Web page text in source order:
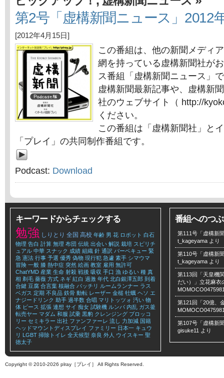
第2号「虚構新聞ニュース」2012
[2012年4月15日]
この番組は、他の新聞メディ
網を持っている虚構新聞社が
ス番組「虚構新聞ニュース」
虚構新聞最新記事や、虚構新
社のウェブサイト（ http://
ください。
この番組は「虚構新聞社」と
「プレイ」の共同制作番組です。
Podcast: Download
キーワードからチェックする
勉強 しりとり 全国 高校 年齢 男 花 ロボット 白石
物理 告白 計算 無理 布団 伝統 出会い 解説 栽培 スピリチ
ュアル 中華 スナック 成績 組織 針 通訳 バーベキュー 緊
急 憲法 行事 予選 優秀 偽物 現行犯 急遽 素手 シマウマ
冒険 一般 膝 熱中症 突然 絵画 教室 雇用 無許可
ChatYMD 産業 生命 射殺 戦後 吸収 手口 漁 ゆるい 種 真
相 剃毛 薔薇 方式 ネギ 紅白 過激 年代 北白銀澤五郎 到着
合鍵 豆腐 合言葉 核融合 バッチリ ルームランナー ラス
ベガス 定期 不良品 鉄骨 動転 レーザー 金槌 牡蠣 ヘソ エ
ナジードリンク 助手 過半数 合唱 マリトッツォ 汚い 物
体 ピース 拡張 連想 サイ 痴女 試験機 ルンバ 内乱 ガス釜
転売ヤー マダム 和服 試乗 黒豹 クレンジング ブロッコ
リー セミキラー 出社 ファンファーレ 流し 力加減 国籍
ヘッドマウントディスプレイ ファミリー 日本一 キュウ
リ LGBT 掃除トイレ 全天候型 奈良 外人 ウイスキー 聖
徳太子
番組へのつ
第111号「虚構新
t_kageyama より
第110号「虚構新
t_kageyama より
第113回「天皇機
だい）」立花麻衣
第121回「20億、
第107号「虚構新
gisuke11 より
Copyright © 2010-2026 plray［プレイ］ All Rights Reserved.